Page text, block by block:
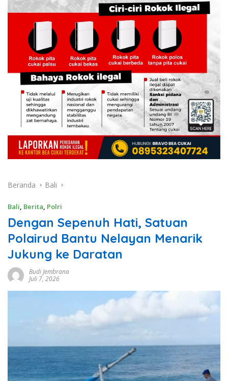
Beranda Bali
Bali, Berita, Polri
Dengan Sepenuh Hati, Satuan
Polairud Bantu Nelayan Menarik
Jukung ke Daratan
Budi Jembrana
Juli 7, 2026